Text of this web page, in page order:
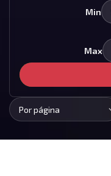
Min
Max
Por página